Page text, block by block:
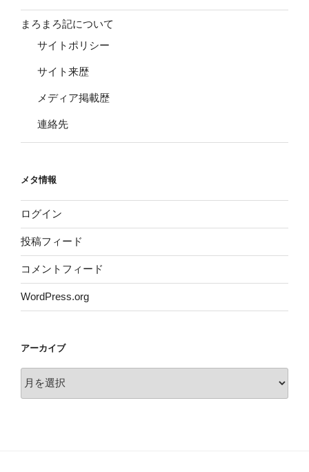
まろまろ記について
サイトポリシー
サイト来歴
メディア掲載歴
連絡先
メタ情報
ログイン
投稿フィード
コメントフィード
WordPress.org
アーカイブ
ー